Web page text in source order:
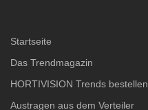
Startseite
Das Trendmagazin
HORTIVISION Trends bestellen
Austragen aus dem Verteiler